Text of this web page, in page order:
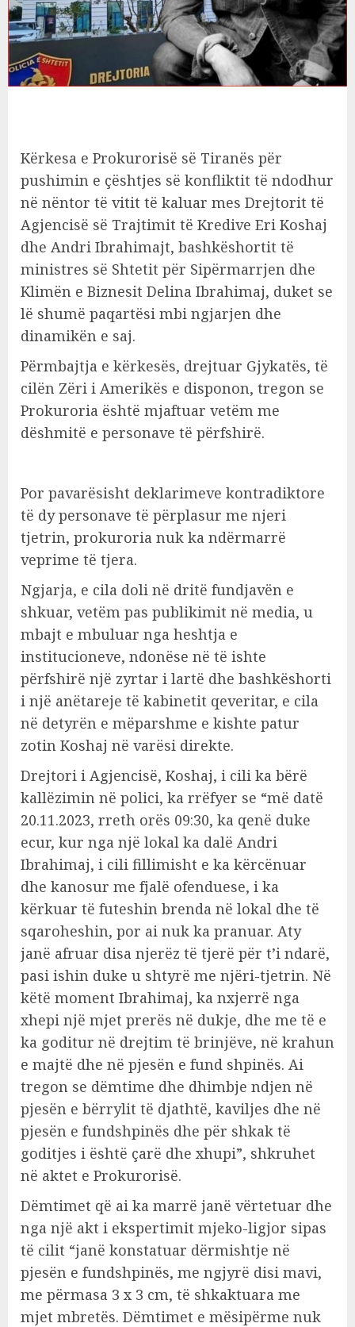
Kërkesa e Prokurorisë së Tiranës për
pushimin e çështjes së konfliktit të ndodhur
në nëntor të vitit të kaluar mes Drejtorit të
Agjencisë së Trajtimit të Kredive Eri Koshaj
dhe Andri Ibrahimajt, bashkëshortit të
ministres së Shtetit për Sipërmarrjen dhe
Klimën e Biznesit Delina Ibrahimaj, duket se
lë shumë paqartësi mbi ngjarjen dhe
dinamikën e saj.
Përmbajtja e kërkesës, drejtuar Gjykatës, të
cilën Zëri i Amerikës e disponon, tregon se
Prokuroria është mjaftuar vetëm me
dëshmitë e personave të përfshirë.
Por pavarësisht deklarimeve kontradiktore
të dy personave të përplasur me njeri
tjetrin, prokuroria nuk ka ndërmarrë
veprime të tjera.
Ngjarja, e cila doli në dritë fundjavën e
shkuar, vetëm pas publikimit në media, u
mbajt e mbuluar nga heshtja e
institucioneve, ndonëse në të ishte
përfshirë një zyrtar i lartë dhe bashkëshorti
i një anëtareje të kabinetit qeveritar, e cila
në detyrën e mëparshme e kishte patur
zotin Koshaj në varësi direkte.
Drejtori i Agjencisë, Koshaj, i cili ka bërë
kallëzimin në polici, ka rrëfyer se “më datë
20.11.2023, rreth orës 09:30, ka qenë duke
ecur, kur nga një lokal ka dalë Andri
Ibrahimaj, i cili fillimisht e ka kërcënuar
dhe kanosur me fjalë ofenduese, i ka
kërkuar të futeshin brenda në lokal dhe të
sqaroheshin, por ai nuk ka pranuar. Aty
janë afruar disa njerëz të tjerë për t’i ndarë,
pasi ishin duke u shtyrë me njëri-tjetrin. Në
këtë moment Ibrahimaj, ka nxjerrë nga
xhepi një mjet prerës në dukje, dhe me të e
ka goditur në drejtim të brinjëve, në krahun
e majtë dhe në pjesën e fund shpinës. Ai
tregon se dëmtime dhe dhimbje ndjen në
pjesën e bërrylit të djathtë, kaviljes dhe në
pjesën e fundshpinës dhe për shkak të
goditjes i është çarë dhe xhupi”, shkruhet
në aktet e Prokurorisë.
Dëmtimet që ai ka marrë janë vërtetuar dhe
nga një akt i ekspertimit mjeko-ligjor sipas
të cilit “janë konstatuar dërmishtje në
pjesën e fundshpinës, me ngjyrë disi mavi,
me përmasa 3 x 3 cm, të shkaktuara me
mjet mbretës. Dëmtimet e mësipërme nuk